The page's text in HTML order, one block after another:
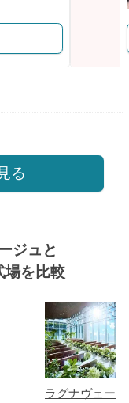
る
ジュと
場を比較
ラグナヴェー